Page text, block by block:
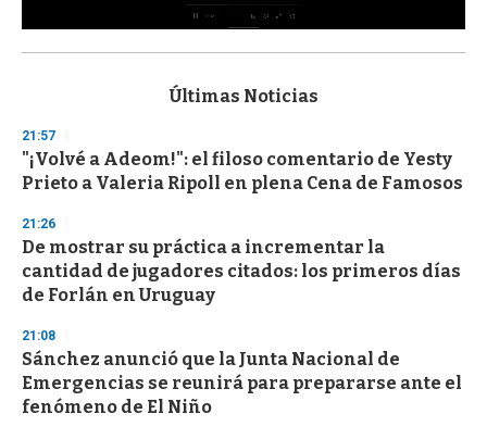
s
d
s
o
f
3
s
c
o
d
s
Últimas Noticias
21:57
"¡Volvé a Adeom!": el filoso comentario de Yesty
Prieto a Valeria Ripoll en plena Cena de Famosos
21:26
De mostrar su práctica a incrementar la
cantidad de jugadores citados: los primeros días
de Forlán en Uruguay
21:08
Sánchez anunció que la Junta Nacional de
Emergencias se reunirá para prepararse ante el
fenómeno de El Niño